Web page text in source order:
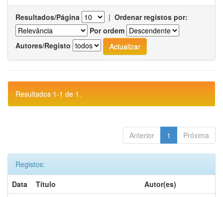
Resultados/Página | Ordenar registos por:
Por ordem
Autores/Registo
Resultados 1-1 de 1.
Anterior 1 Próxima
Registos:
Data
Título
Autor(es)